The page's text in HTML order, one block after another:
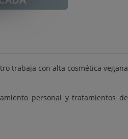
trabaja con alta cosmética vegana
personal y tratamientos de